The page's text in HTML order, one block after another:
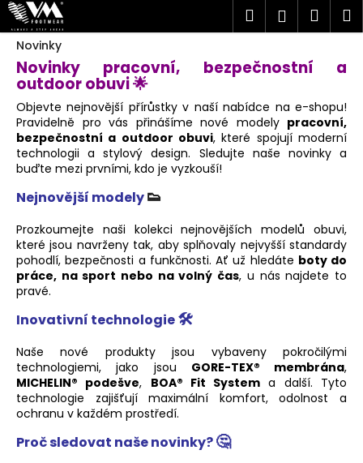
Přejít
obsah
Hledat
Novinky
Novinky pracovní, bezpečnostní a
outdoor obuvi 🌟
Objevte nejnovější přírůstky v naší nabídce na e-shopu!
Pravidelně pro vás přinášíme nové modely pracovní,
bezpečnostní a outdoor obuvi, které spojují moderní
technologii a stylový design. Sledujte naše novinky a
buďte mezi prvními, kdo je vyzkouší!
Nejnovější modely👟
Prozkoumejte naši kolekci nejnovějších modelů obuvi,
které jsou navrženy tak, aby splňovaly nejvyšší standardy
pohodlí, bezpečnosti a funkčnosti. Ať už hledáte boty do
práce, na sport nebo na volný čas, u nás najdete to
pravé.
Inovativní technologie🛠️
Naše nové produkty jsou vybaveny pokročilými
technologiemi, jako jsou GORE-TEX® membrána,
MICHELIN® podešve, BOA® Fit System a další. Tyto
technologie zajišťují maximální komfort, odolnost a
ochranu v každém prostředí.
Proč sledovat naše novinky?🤔
K
o Zpět
Zpět
C
o
p
o
t
ř
b
u
j
e
t
e
n
a
j
í
t